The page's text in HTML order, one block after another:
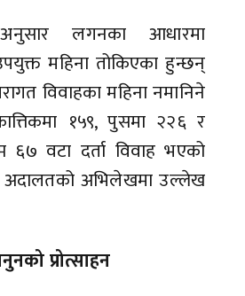
लगनका आधारमा
महिना तोकिएका हुन्छन्
विवाहका महिना नमानिने
१५९, पुसमा २२६ र
वटा दर्ता विवाह भएको
अदालतको अभिलेखमा उल्लेख
प्रोत्साहन